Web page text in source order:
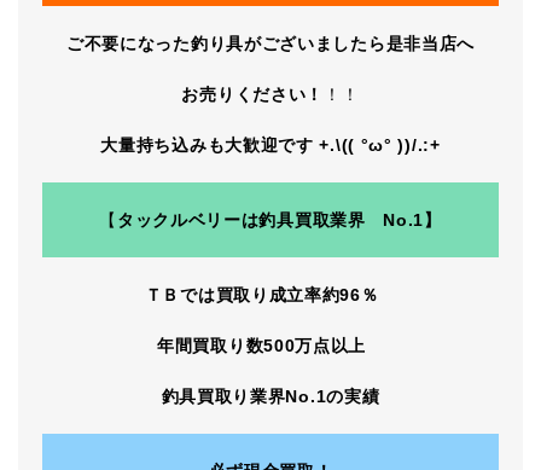
ご不要になった釣り具がございましたら是非当店へ
お売りください！ ！！
大量持ち込みも大歓迎です +.\(( °ω° ))/.:+
【 タックルベリーは釣具買取業界 No.1】
ＴＢでは買取り成立率約96％
年間買取り数500万点以上
釣具買取り業界No.1の実績